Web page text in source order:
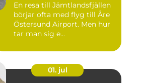
En resa till Jämtlandsfjällen
börjar ofta med flyg till Åre
Östersund Airport. Men hur
tar man sig e...
01. jul